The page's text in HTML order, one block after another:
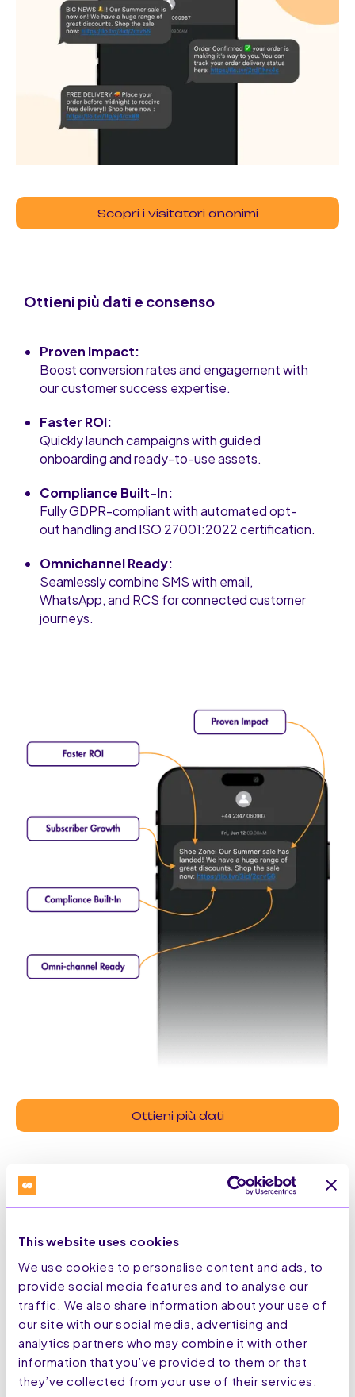
This website uses cookies
We use cookies to personalise content and ads, to
provide social media features and to analyse our
traffic. We also share information about your use of
our site with our social media, advertising and
analytics partners who may combine it with other
information that you’ve provided to them or that
they’ve collected from your use of their services.
Scopri i visitatori anonimi
Ottieni più dati e consenso
Proven Impact:
Boost conversion rates and engagement with
our customer success expertise.
Faster ROI:
Quickly launch campaigns with guided
onboarding and ready-to-use assets.
Compliance Built-In:
Fully GDPR-compliant with automated opt-
out handling and ISO 27001:2022 certification.
Omnichannel Ready:
Seamlessly combine SMS with email,
WhatsApp, and RCS for connected customer
journeys.
Ottieni più dati
Soluzione sicura
Tutta la nostra tecnologia è sicura e adattata per
proteggere il tuo stack tecnologico.
ISO27001:2022